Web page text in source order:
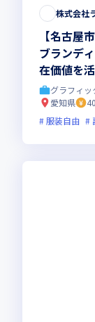
株式会社
【名古屋
ブランデ
在価値を
エイティ
グラフィ
愛知県
服装自由